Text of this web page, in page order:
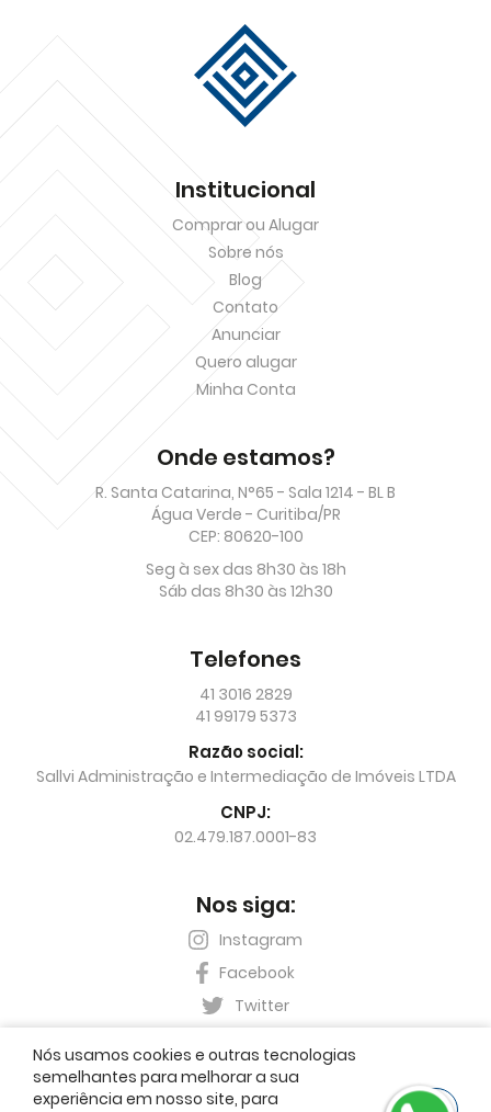
Nós usamos cookies e outras tecnologias
semelhantes para melhorar a sua
experiência em nosso site, para
Institucional
Comprar ou Alugar
Sobre nós
Blog
Contato
Anunciar
Quero alugar
Minha Conta
Onde estamos?
R. Santa Catarina, N°65 - Sala 1214 - BL B
Água Verde - Curitiba/PR
CEP: 80620-100
Seg à sex das 8h30 às 18h
Sáb das 8h30 às 12h30
Telefones
41 3016 2829
41 99179 5373
Razão social:
Sallvi Administração e Intermediação de Imóveis LTDA
CNPJ:
02.479.187.0001-83
Nos siga:
Instagram
Facebook
Twitter